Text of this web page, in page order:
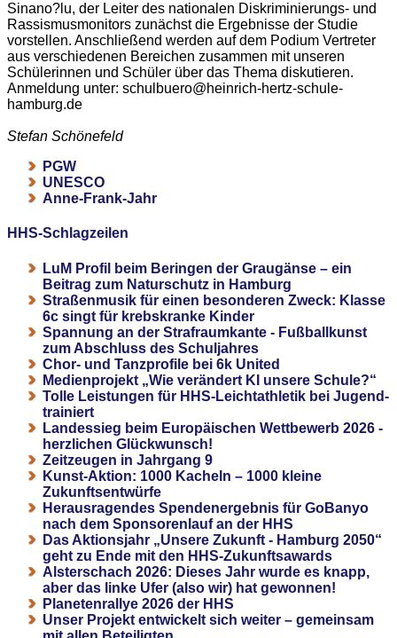
Sinano?lu, der Leiter des nationalen Diskriminierungs- und
Rassismusmonitors zunächst die Ergebnisse der Studie
vorstellen. Anschließend werden auf dem Podium Vertreter
aus verschiedenen Bereichen zusammen mit unseren
Schülerinnen und Schüler über das Thema diskutieren.
Anmeldung unter: schulbuero@heinrich-hertz-schule-
hamburg.de
Stefan Schönefeld
PGW
UNESCO
Anne-Frank-Jahr
HHS-Schlagzeilen
LuM Profil beim Beringen der Graugänse – ein
Beitrag zum Naturschutz in Hamburg
Straßenmusik für einen besonderen Zweck: Klasse
6c singt für krebskranke Kinder
Spannung an der Strafraumkante - Fußballkunst
zum Abschluss des Schuljahres
Chor- und Tanzprofile bei 6k United
Medienprojekt „Wie verändert KI unsere Schule?“
Tolle Leistungen für HHS-Leichtathletik bei Jugend-
trainiert
Landessieg beim Europäischen Wettbewerb 2026 -
herzlichen Glückwunsch!
Zeitzeugen in Jahrgang 9
Kunst-Aktion: 1000 Kacheln – 1000 kleine
Zukunftsentwürfe
Herausragendes Spendenergebnis für GoBanyo
nach dem Sponsorenlauf an der HHS
Das Aktionsjahr „Unsere Zukunft - Hamburg 2050“
geht zu Ende mit den HHS-Zukunftsawards
Alsterschach 2026: Dieses Jahr wurde es knapp,
aber das linke Ufer (also wir) hat gewonnen!
Planetenrallye 2026 der HHS
Unser Projekt entwickelt sich weiter – gemeinsam